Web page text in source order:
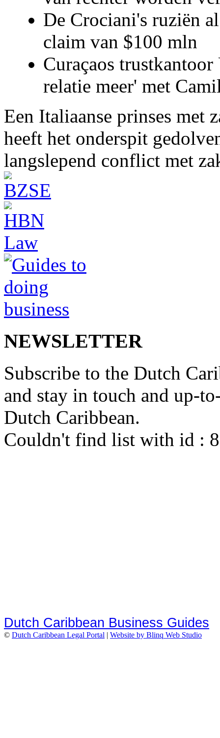
De Crociani's ruziën
claim van $100 mln
Curaçaos
relatie meer' met
Een Italiaanse prinses met
heeft het onderspit
langslepend conflict met
NEWSLETTER
Subscribe to the Dutch
and stay in touch and up-
Dutch Caribbean.
Couldn't find list with id :
Dutch Caribbean Business Guides
© Dutch Caribbean Legal Portal | Website by Blinq Web Studio